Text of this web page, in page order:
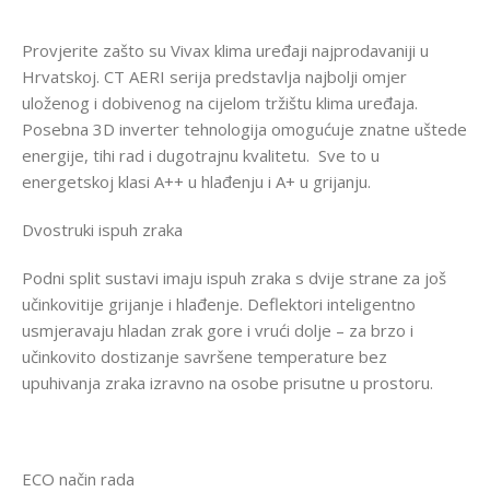
Provjerite zašto su Vivax klima uređaji najprodavaniji u
Hrvatskoj. CT AERI serija predstavlja najbolji omjer
uloženog i dobivenog na cijelom tržištu klima uređaja.
Posebna 3D inverter tehnologija omogućuje znatne uštede
energije, tihi rad i dugotrajnu kvalitetu. Sve to u
energetskoj klasi A++ u hlađenju i A+ u grijanju.
Dvostruki ispuh zraka
Podni split sustavi imaju ispuh zraka s dvije strane za još
učinkovitije grijanje i hlađenje. Deflektori inteligentno
usmjeravaju hladan zrak gore i vrući dolje – za brzo i
učinkovito dostizanje savršene temperature bez
upuhivanja zraka izravno na osobe prisutne u prostoru.
ECO način rada